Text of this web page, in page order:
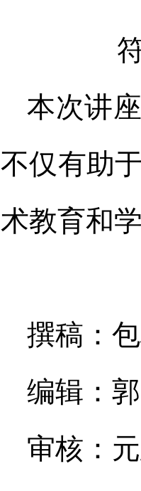
本次讲
不仅有助
术教育和
撰稿：
编辑：
审核：